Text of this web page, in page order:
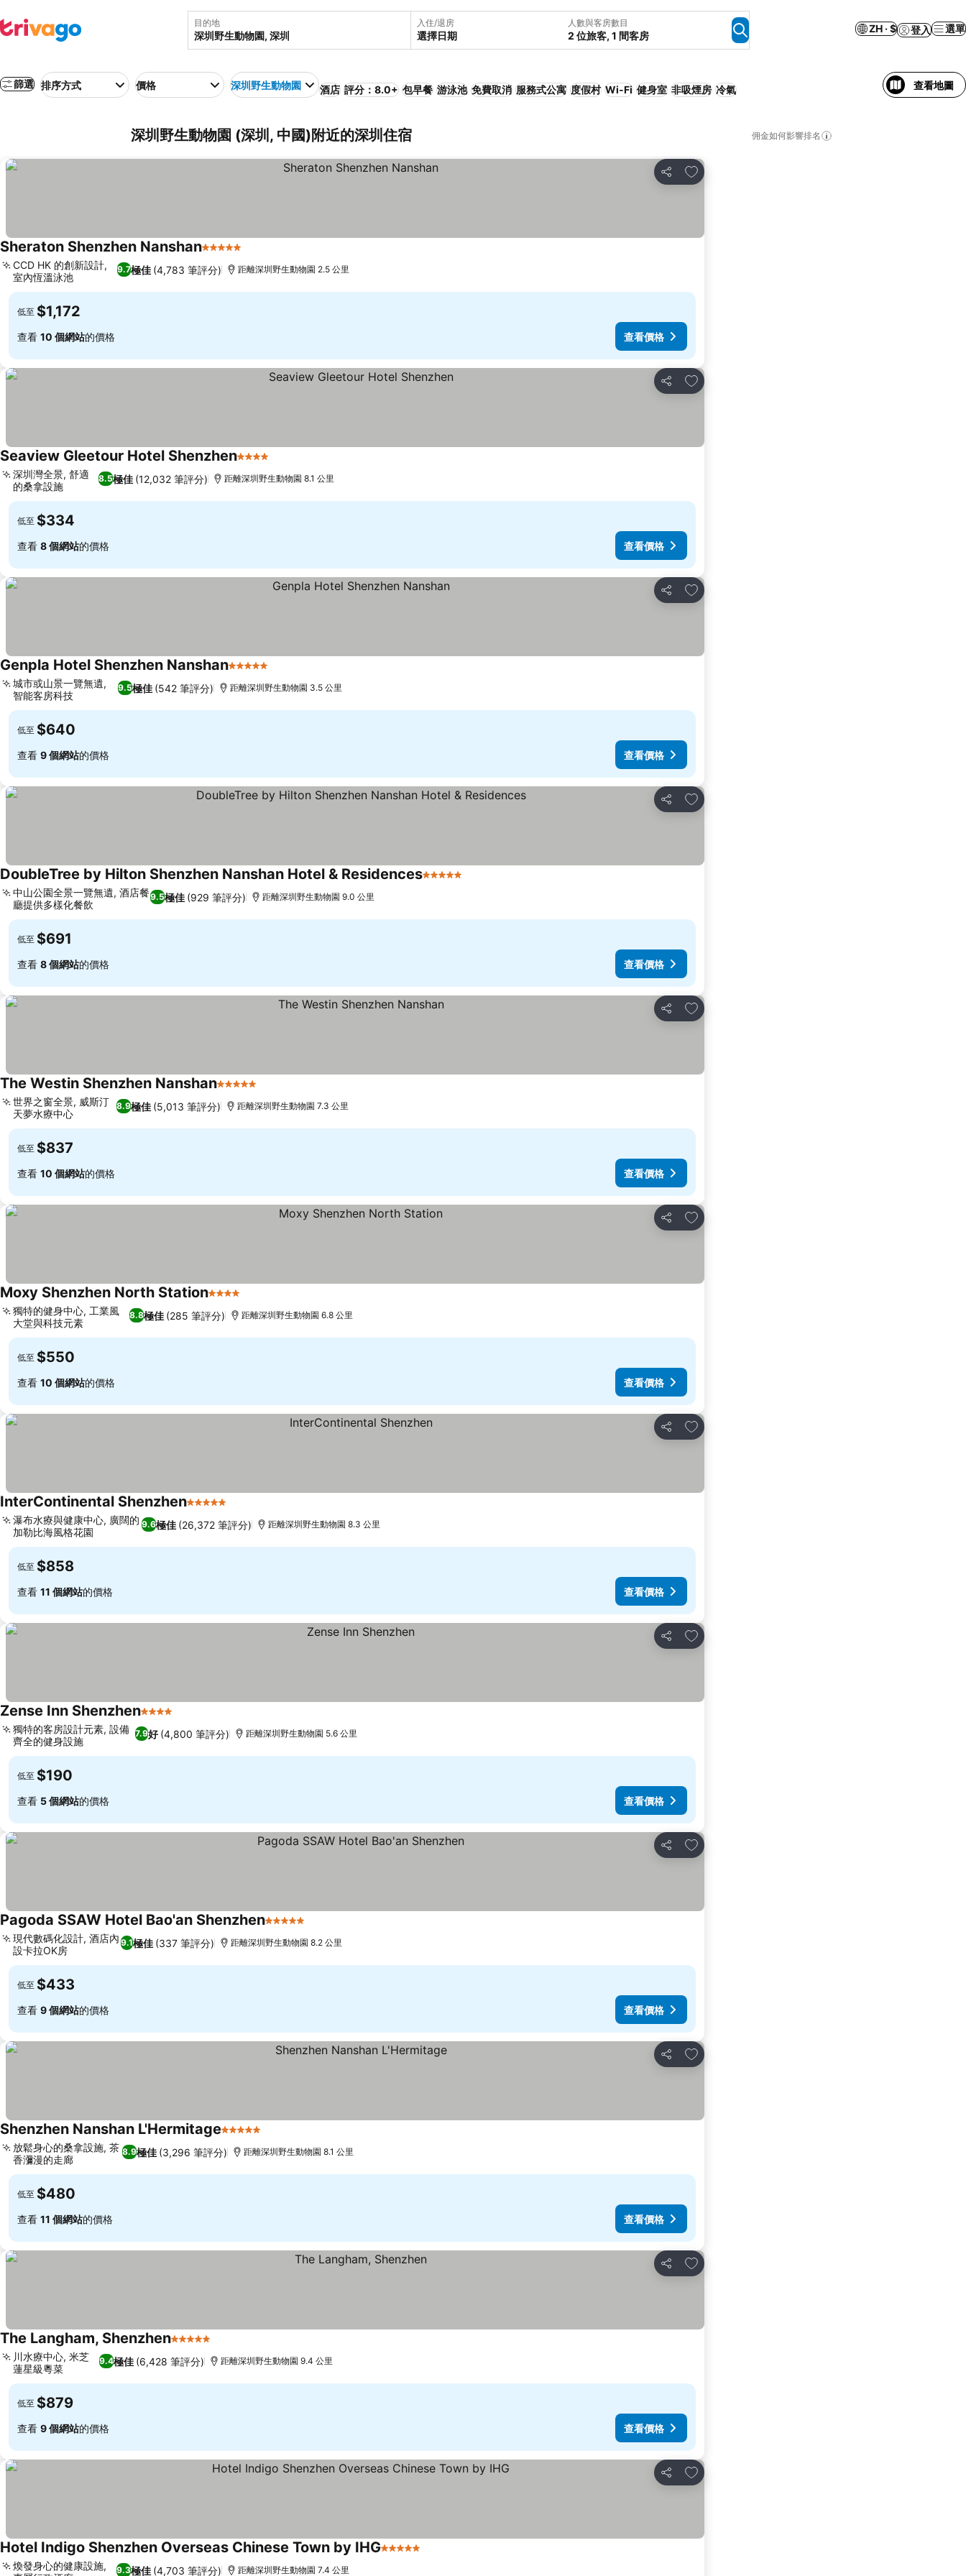
目的地 入住/退房
選擇日期
人數與客房數目
2 位旅客, 1 間客房
ZH · $ 登入 選單
篩選 排序方式 價格 深圳野生動物園 酒店 評分：8.0+ 包早餐 游泳池 免費取消 服務式公寓 度假村 Wi-Fi 健身室 非吸煙房 冷氣 查看地圖
深圳野生動物園 (深圳, 中國)附近的深圳住宿 佣金如何影響排名
分享
放到收藏夾
Sheraton Shenzhen Nanshan5 星級
9.7極佳 (4,783 筆評分)
CCD HK 的創新設計,
室內恆溫泳池
距離深圳野生動物園 2.5 公里
低至 $1,172
查看 10 個網站的價格 查看價格
分享
放到收藏夾
Seaview Gleetour Hotel Shenzhen4 星級
8.5極佳 (12,032 筆評分)
深圳灣全景, 舒適
的桑拿設施
距離深圳野生動物園 8.1 公里
低至 $334
查看 8 個網站的價格 查看價格
分享
放到收藏夾
Genpla Hotel Shenzhen Nanshan5 星級
9.5極佳 (542 筆評分)
城市或山景一覽無遺,
智能客房科技
距離深圳野生動物園 3.5 公里
低至 $640
查看 9 個網站的價格 查看價格
分享
放到收藏夾
DoubleTree by Hilton Shenzhen Nanshan Hotel & Residences5 星級
9.5極佳 (929 筆評分)
中山公園全景一覽無遺, 酒店餐
廳提供多樣化餐飲
距離深圳野生動物園 9.0 公里
低至 $691
查看 8 個網站的價格 查看價格
分享
放到收藏夾
The Westin Shenzhen Nanshan5 星級
8.9極佳 (5,013 筆評分)
世界之窗全景, 威斯汀
天夢水療中心
距離深圳野生動物園 7.3 公里
低至 $837
查看 10 個網站的價格 查看價格
分享
放到收藏夾
Moxy Shenzhen North Station4 星級
8.8極佳 (285 筆評分)
獨特的健身中心, 工業風
大堂與科技元素
距離深圳野生動物園 6.8 公里
低至 $550
查看 10 個網站的價格 查看價格
分享
放到收藏夾
InterContinental Shenzhen5 星級
9.6極佳 (26,372 筆評分)
瀑布水療與健康中心, 廣闊的
加勒比海風格花園
距離深圳野生動物園 8.3 公里
低至 $858
查看 11 個網站的價格 查看價格
分享
放到收藏夾
Zense Inn Shenzhen4 星級
7.9好 (4,800 筆評分)
獨特的客房設計元素, 設備
齊全的健身設施
距離深圳野生動物園 5.6 公里
低至 $190
查看 5 個網站的價格 查看價格
分享
放到收藏夾
Pagoda SSAW Hotel Bao'an Shenzhen5 星級
9.1極佳 (337 筆評分)
現代數碼化設計, 酒店內
設卡拉OK房
距離深圳野生動物園 8.2 公里
低至 $433
查看 9 個網站的價格 查看價格
分享
放到收藏夾
Shenzhen Nanshan L'Hermitage5 星級
8.9極佳 (3,296 筆評分)
放鬆身心的桑拿設施, 茶
香瀰漫的走廊
距離深圳野生動物園 8.1 公里
低至 $480
查看 11 個網站的價格 查看價格
分享
放到收藏夾
The Langham, Shenzhen5 星級
9.4極佳 (6,428 筆評分)
川水療中心, 米芝
蓮星級粵菜
距離深圳野生動物園 9.4 公里
低至 $879
查看 9 個網站的價格 查看價格
分享
放到收藏夾
Hotel Indigo Shenzhen Overseas Chinese Town by IHG5 星級
9.3極佳 (4,703 筆評分)
煥發身心的健康設施,
距離深圳野生動物園 7.4 公里